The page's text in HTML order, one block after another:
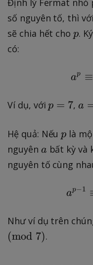
Định lý Fermat nhỏ
số nguyên tố, thì
sẽ chia hết chop
p.
có:
ap ≡
Ví dụ, vớip
7
p = 7,a
4
a
Hệ quả: Nếup
p là
nguyên a
a bất kỳ và
nguyên tố cùng
ap−1
Như ví dụ trên
(mod 7).